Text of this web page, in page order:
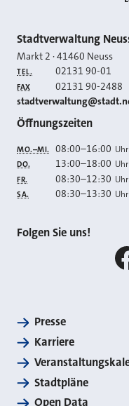
Kontakt
Stadtverwaltung
Markt 2 ·41460 Neuss
TEL. 02131 90-01
FAX 02131 90-2488
E-MAIL
Öffnungszeiten
MO.–MI. 08:00–16:00 Uhr
DO. 13:00–18:00 Uhr
FR. 08:30–12:30 Uhr
SA. 08:30–13:30 Uhr
Folgen Sie uns!
Presse
Karriere
Stadtpläne
Open Data